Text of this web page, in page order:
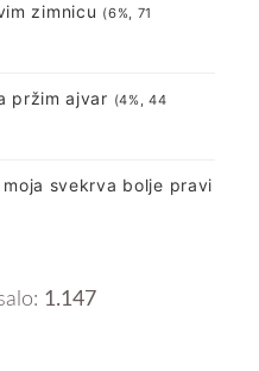
zimnicu (6%, 71
pržim ajvar (4%, 44
svekrva bolje pravi
1.147